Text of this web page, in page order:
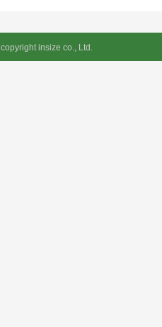
insize co., Ltd.